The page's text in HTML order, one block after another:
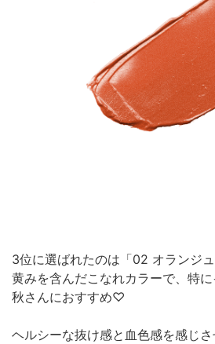
3位に選ばれたのは「02 オランジュ
黄みを含んだこなれカラーで、特
秋さんにおすすめ♡
ヘルシーな抜け感と血色感を感じ